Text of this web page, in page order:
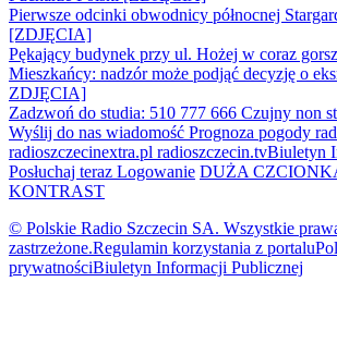
Pierwsze odcinki obwodnicy północnej
[ZDJĘCIA]
Pękający budynek przy ul. Hożej w coraz
Mieszkańcy: nadzór może podjąć decyzję o
ZDJĘCIA]
Zadzwoń do studia: 510 777 666 Czujny non
Wyślij do nas wiadomość Prognoza pogody
radioszczecinextra.pl radioszczecin.tvBiuletyn
Posłuchaj teraz Logowanie DUŻA
KONTRAST
© Polskie Radio Szczecin SA. Wszystkie
zastrzeżone.Regulamin korzystania z portalu
prywatnościBiuletyn Informacji Publicznej